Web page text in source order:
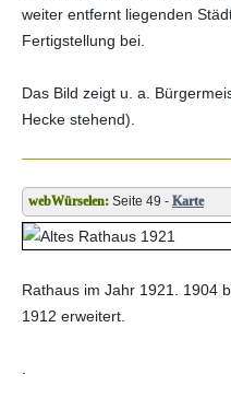
weiter entfernt liegenden
Fertigstellung bei.
Das Bild zeigt u. a.
Hecke stehend).
Seite 49 - Karte
Rathaus im Jahr 1921. 1904
1912 erweitert.